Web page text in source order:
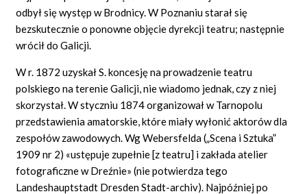
odbył się występ w Brodnicy. W Poznaniu starał się
bezskutecznie o ponowne objęcie dyrekcji teatru; następnie
wrócił do Galicji.
W r. 1872 uzyskał S. koncesję na prowadzenie teatru
polskiego na terenie Galicji, nie wiadomo jednak, czy z niej
skorzystał. W styczniu 1874 organizował w Tarnopolu
przedstawienia amatorskie, które miały wyłonić aktorów dla
zespołów zawodowych. Wg Webersfelda („Scena i Sztuka”
1909 nr 2) «ustępuje zupełnie [z teatru] i zakłada atelier
fotograficzne w Dreźnie» (nie potwierdza tego
Landeshauptstadt Dresden Stadt-archiv). Najpóźniej po